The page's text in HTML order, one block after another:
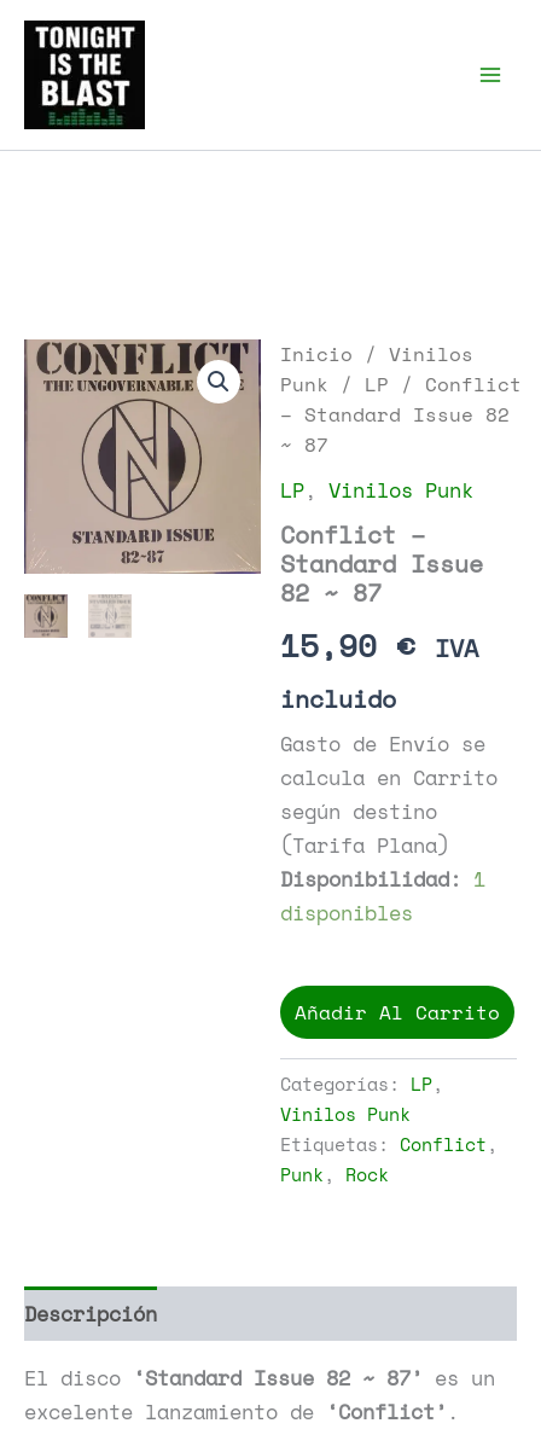
contenido
Inicio /Vinilos
Punk / LP / Conflict
– Standard Issue 82
~ 87
LP,Vinilos Punk
Conflict –
Standard Issue
82 ~ 87
15,90 € IVA
incluido
Gasto de Envío se
calcula en Carrito
según destino
(Tarifa Plana)
Disponibilidad: 1
disponibles
-
Standard
82
~
87
cantidad
Añadir Al Carrito
Categorías: LP,
Vinilos Punk
Etiquetas: Conflict,
Punk, Rock
Descripción
El disco ‘Standard Issue 82 ~ 87’ es un
excelente lanzamiento de ‘Conflict’ .